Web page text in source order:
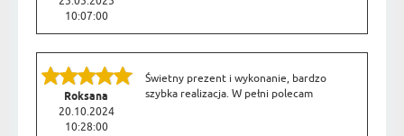
10:07:00
Roksana
20.10.2024
10:28:00
Świetny prezent i wykonanie, bardzo
szybka realizacja. W pełni polecam